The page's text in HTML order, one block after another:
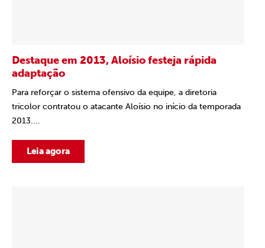
Destaque em 2013, Aloísio festeja rápida
adaptação
Para reforçar o sistema ofensivo da equipe, a diretoria
tricolor contratou o atacante Aloísio no início da temporada
2013....
Leia agora